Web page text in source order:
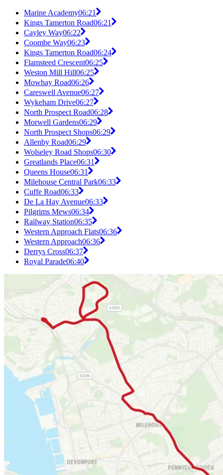
Marine Academy06:21
Kings Tamerton Road06:21
Cayley Way06:22
Coombe Way06:23
Kings Tamerton Road06:24
Flamsteed Crescent06:25
Weston Mill Hill06:25
Mowhay Road06:26
Careswell Avenue06:27
Wykeham Drive06:27
North Prospect Road06:28
Morwell Gardens06:29
North Prospect Shops06:29
Allenby Road06:29
Wolseley Road Shops06:30
Greatlands Place06:31
Queens House06:31
Milehouse Central Park06:33
Cuffe Road06:33
De La Hay Avenue06:33
Pilgrims Mews06:34
Railway Station06:35
Western Approach Flats06:36
Western Approach06:36
Derrys Cross06:37
Royal Parade06:40